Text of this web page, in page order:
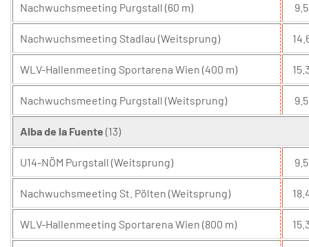
Nachwuchsmeeting Purgstall (60 m)
Nachwuchsmeeting Stadlau (Weitsprung)
WLV-Hallenmeeting Sportarena Wien (400 m)
Nachwuchsmeeting Purgstall (Weitsprung)
Alba de la Fuente (13)
U14-NÖM Purgstall (Weitsprung)
Nachwuchsmeeting St. Pölten (Weitsprung)
WLV-Hallenmeeting Sportarena Wien (800 m)